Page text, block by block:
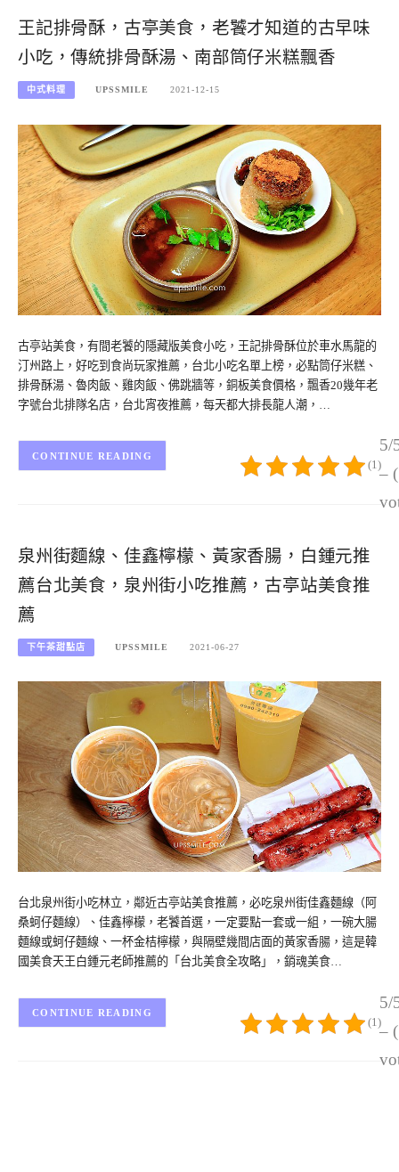
王記排骨酥，古亭美食，老饕才知道的古早味
小吃，傳統排骨酥湯、南部筒仔米糕飄香
中式料理 UPSSMILE 2021-12-15
古亭站美食，有間老饕的隱藏版美食小吃，王記排骨酥位於車水馬龍的
汀州路上，好吃到食尚玩家推薦，台北小吃名單上榜，必點筒仔米糕、
排骨酥湯、魯肉飯、雞肉飯、佛跳牆等，銅板美食價格，飄香20幾年老
字號台北排隊名店，台北宵夜推薦，每天都大排長龍人潮，…
5/
–
(1)
CONTINUE READING
泉州街麵線、佳鑫檸檬、黃家香腸，白鍾元推
薦台北美食，泉州街小吃推薦，古亭站美食推
薦
下午茶甜點店 UPSSMILE 2021-06-27
台北泉州街小吃林立，鄰近古亭站美食推薦，必吃泉州街佳鑫麵線（阿
桑蚵仔麵線）、佳鑫檸檬，老饕首選，一定要點一套或一組，一碗大腸
麵線或蚵仔麵線、一杯金桔檸檬，與隔壁幾間店面的黃家香腸，這是韓
國美食天王白鍾元老師推薦的「台北美食全攻略」，銷魂美食…
5/
–
(1)
CONTINUE READING